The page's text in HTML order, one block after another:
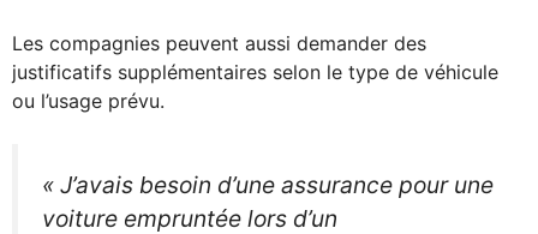
Les compagnies peuvent aussi demander des
justificatifs supplémentaires selon le type de véhicule
ou l’usage prévu.
« J’avais besoin d’une assurance pour une
voiture empruntée lors d’un